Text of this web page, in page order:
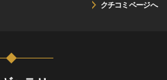
クチコミページへ